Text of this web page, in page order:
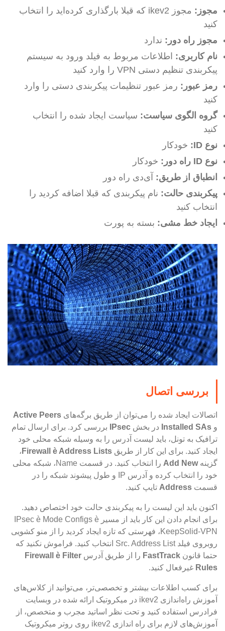
مجوز:
مجوز ikev2 که قبلا بارگذاری کرده‌اید را انتخاب
کنید
مجوز راه دور: ندارد
نام کاربری: اطلاعات مربوط به فیلد ورود به سیستم
پیکربندی تنظیم دستی VPN را وارد کنید
رمز عبور: رمز عبور تنظیمات پیکربندی دستی را وارد
کنید
گروه الگوی سیاست‌: سیاست ایجاد شده را انتخاب
کنید
نوع ID:
خودکار
نوع ID راه دور:
خودکار
انطباق از طریق: آی‌دی راه دور
پیکربندی حالت‌: نام پیکربندی که قبلا اضافه کردید را
انتخاب کنید
ایجاد خط مشی: بسته به پورت
بررسی اتصال
اتصالات ایجاد شده را می‌توان از طریق برگه‌های Active Peers
و Installed SAs در بخش IPsec
بررسی کرد. برای ارسال تمام
ترافیک به تونل، باید لیست آدرس را به وسیله شبکه محلی خود
ایجاد کنید. برای این کار از طریق
Firewall è Address Lists
،
گزینهAdd New
را انتخاب کنید. در قسمت Name، شبکه محلی
خود را انتخاب کرده و آدرس IP و طول پیشوند شبکه را در
قسمت Address تایپ کنید.
اکنون باید این لیست را به پیکربندی حالت خود اختصاص دهید.
برای انجام دادن این کار باید از مسیر IPsec è Mode Configs è
KeepSolid-VPN، فهرستی که تازه ایجاد کردید را از منو کشویی
روبروی فیلد Src. Address List انتخاب کنید. فراموش نکنید که
حتما قانون FastTrack را از طریق آدرس Firewall è Filter
Rules غیرفعال کنید.
برای کسب اطلاعات بیشتر و تخصصی‌تر، می‌توانید از کلاس‌های
آموزش راه‌اندازی ikev2 در میکروتیک ارائه شده در وبسایت
فرادرس استفاده کنید و تحت نظر اساتید مجرب و متخصص، از
آموزش‌های لازم برای راه اندازی ikev2 روی روتر میکروتیک